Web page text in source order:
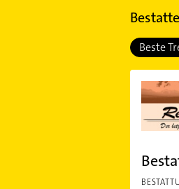
Beste